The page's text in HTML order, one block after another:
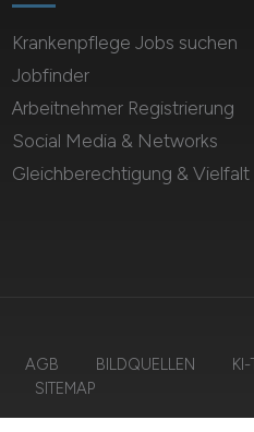
Krankenpflege Jobs suchen
Jobfinder
Arbeitnehmer Registrierung
Social Media & Networks
Gleichberechtigung & Vielfalt
AGB BILDQUELLEN
SITEMAP